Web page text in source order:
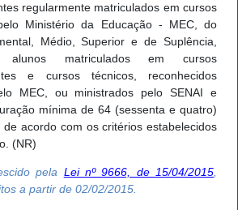
regularmente matriculados em cursos
Ministério da Educação - MEC, do
Médio, Superior e de Suplência,
matriculados em cursos
e cursos técnicos, reconhecidos
MEC, ou ministrados pelo SENAI e
mínima de 64 (sessenta e quatro)
de acordo com os critérios estabelecidos
(NR)
pela Lei nº 9666, de 15/04/2015
a partir de 02/02/2015.